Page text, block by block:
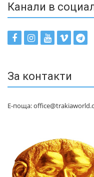
Канали в
За контакти
Е-поща: